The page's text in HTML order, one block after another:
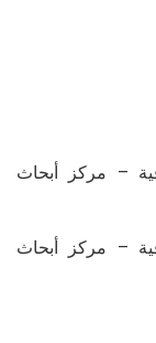
– مركز أبحاث
– مركز أبحاث